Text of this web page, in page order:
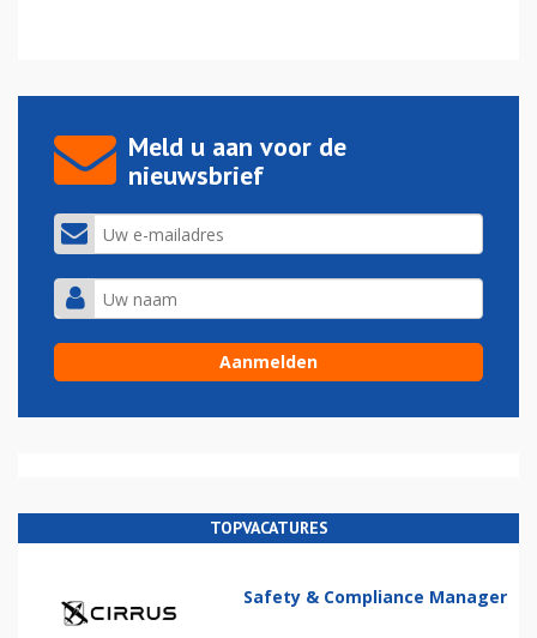
Meld u aan voor de
nieuwsbrief
TOPVACATURES
Safety & Compliance Manager